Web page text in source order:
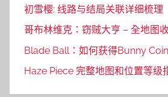
初雪樱: 线路与结局关联详细梳理
哥布林维克：窃贼大亨 – 全地图
Blade Ball：如何获得Bunny
Haze Piece 完整地图和位置等级